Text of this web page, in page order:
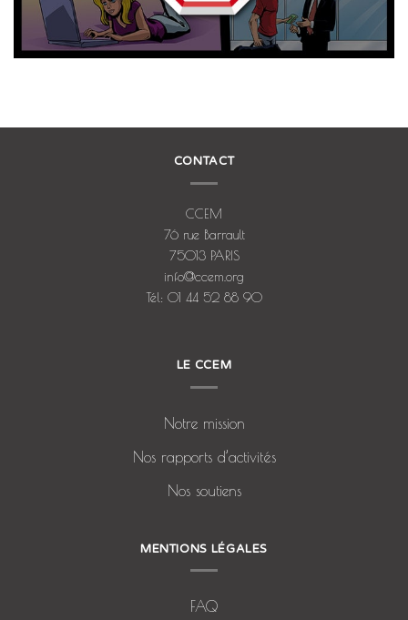
CONTACT
CCEM
76 rue Barrault
75013 PARIS
info@ccem.org
Tél: 01 44 52 88 90
LE CCEM
Notre mission
Nos rapports d’activités
Nos soutiens
MENTIONS LÉGALES
FAQ